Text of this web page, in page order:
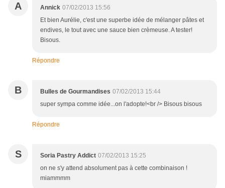
A Annick 07/02/2013 15:56
Et bien Aurélie, c'est une superbe idée de mélanger pâtes et
endives, le tout avec une sauce bien crèmeuse. A tester!
Bisous.
Répondre
B Bulles de Gourmandises 07/02/2013 15:44
super sympa comme idée...on l'adopte!<br /> Bisous bisous
Répondre
S Soria Pastry Addict 07/02/2013 15:25
on ne s'y attend absolument pas à cette combinaison !
miammmm